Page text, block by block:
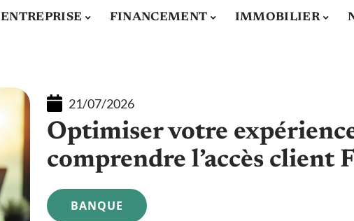
ENTREPRISE FINANCEMENT IMMOBILIER
21/07/2026
Optimiser votre
comprendre l’accès client
BANQUE